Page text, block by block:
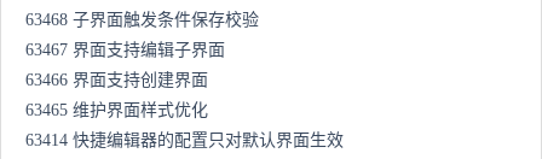
63468 子界面触发条件保存校验
63467 界面支持编辑子界面
63466 界面支持创建界面
63465 维护界面样式优化
63414 快捷编辑器的配置只对默认界面生效